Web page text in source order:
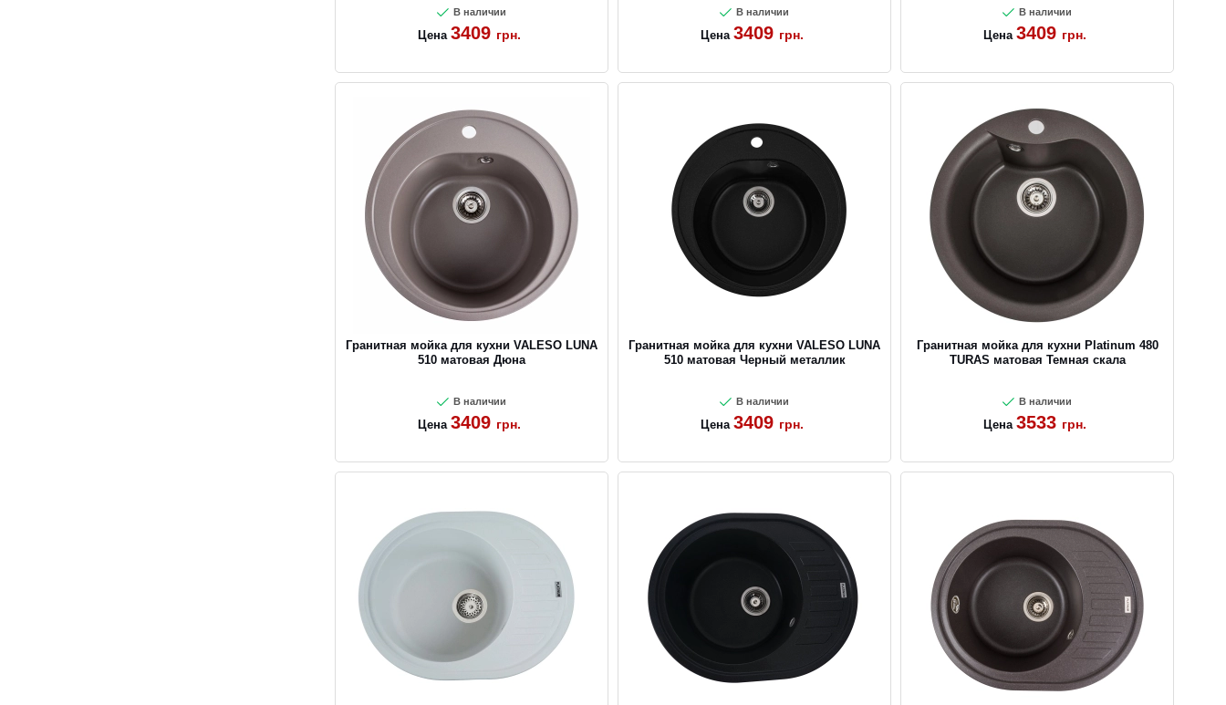
В наличии
Цена 3409 грн.
В наличии
Цена 3409 грн.
В наличии
Цена 3409 грн.
Гранитная мойка для кухни VALESO LUNA
510 матовая Дюна
В наличии
Цена 3409 грн.
Гранитная мойка для кухни VALESO LUNA
510 матовая Черный металлик
В наличии
Цена 3409 грн.
Гранитная мойка для кухни Platinum 480
TURAS матовая Темная скала
В наличии
Цена 3533 грн.